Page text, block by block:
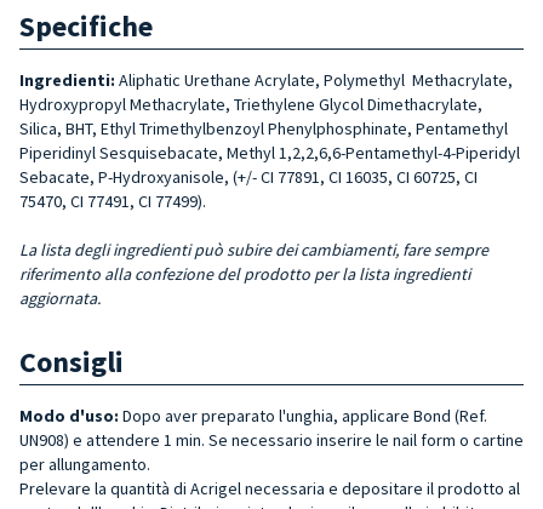
Specifiche
Ingredienti: Aliphatic Urethane Acrylate, Polymethyl Methacrylate,
Hydroxypropyl Methacrylate, Triethylene Glycol Dimethacrylate,
Silica, BHT, Ethyl Trimethylbenzoyl Phenylphosphinate, Pentamethyl
Piperidinyl Sesquisebacate, Methyl 1,2,2,6,6-Pentamethyl-4-Piperidyl
Sebacate, P-Hydroxyanisole, (+/- CI 77891, CI 16035, CI 60725, CI
75470, CI 77491, CI 77499).
La lista degli ingredienti può subire dei cambiamenti, fare sempre
riferimento alla confezione del prodotto per la lista ingredienti
aggiornata.
Consigli
Modo d'uso: Dopo aver preparato l'unghia, applicare Bond (Ref.
UN908) e attendere 1 min. Se necessario inserire le nail form o cartine
per allungamento.
Prelevare la quantità di Acrigel necessaria e depositare il prodotto al